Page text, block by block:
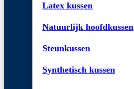
Latex kussen
Natuurlijk hoofdkussen
Steunkussen
Synthetisch kussen